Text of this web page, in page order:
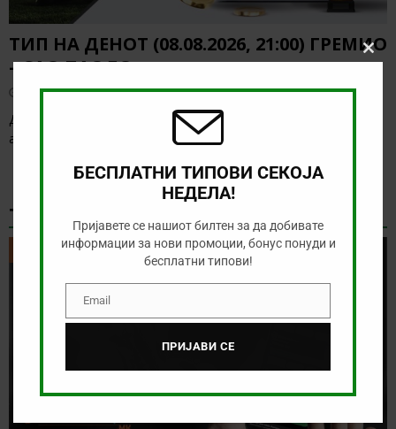
ТИП НА ДЕНОТ (08.08.2026, 21:00) ГРЕМИО
– САО ПАОЛО
август 8, 2026
Денес нема голема понуда за обложување, а ние ќе го
анализираме дуелот од бразилското првенство
ТИКЕТ НА ДЕНОТ
ТИКЕТ НА ДЕНОТ
БЕСПЛАТНИ ТИПОВИ СЕКОЈА
НЕДЕЛА!
Пријавете се нашиот билтен за да добивате
информации за нови промоции, бонус понуди и
бесплатни типови!
EmailEmail
ПРИЈАВИ СЕ